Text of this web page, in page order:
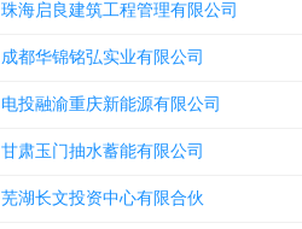
珠海启良建筑工程管理有限公司
成都华锦铭弘实业有限公司
电投融渝重庆新能源有限公司
甘肃玉门抽水蓄能有限公司
芜湖长文投资中心有限合伙